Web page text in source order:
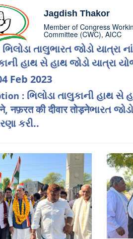
Jagdish Thakor
Member of Congress
Committee (CWC), AICC
ભિલોડા તાલુભારત જોડો
હાથ સે હાથ જોડો યાત્રા
Feb 2023
: ભિલોડા તાલુકાની હાથ સે
नफ़रत की दीवार
કરી..